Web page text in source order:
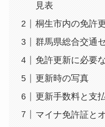
見表
桐生市内の免許
群馬県総合交通
免許更新に必要
更新時の写真
更新手数料と支
マイナ免許証と